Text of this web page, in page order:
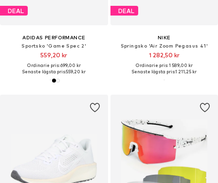
DEAL
ADIDAS PERFORMANCE
Sportsko 'Game Spec 2'
559,20 kr
Ordinarie pris: 699,00 kr
Senaste lägsta pris:559,20 kr
DEAL
NIKE
Springsko 'Air Zoom Pegasus 41'
1 282,50 kr
Ordinarie pris: 1 589,00 kr
Senaste lägsta pris:1 211,25 kr